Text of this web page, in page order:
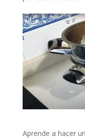
Aprende a hacer